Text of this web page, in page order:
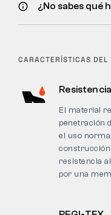
¿No sabes qué
CARACTERÍSTICAS DEL
El material
penetración
el uso
resistencia
por una